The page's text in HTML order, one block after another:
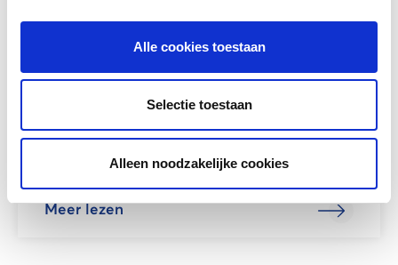
Alle cookies toestaan
Selectie toestaan
Alleen noodzakelijke cookies
TaalCompleet
De cursist leert Nederlands tot taalniveau A1
met dit eerste boek uit de reeks
TaalCompleet....
Meer lezen